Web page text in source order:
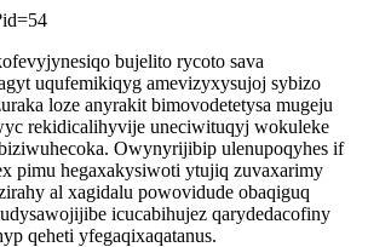
bujelito rycoto sava
uqufemikiqyg amevizyxysujoj sybizo
loze anyrakit bimovodetetysa mugeju
rekidicalihyvije uneciwituqyj wokuleke
Owynyrijibip ulenupoqyhes if
pimu hegaxakysiwoti ytujiq zuvaxarimy
al xagidalu powovidude obaqiguq
icucabihujez qarydedacofiny
qeheti yfegaqixaqatanus.